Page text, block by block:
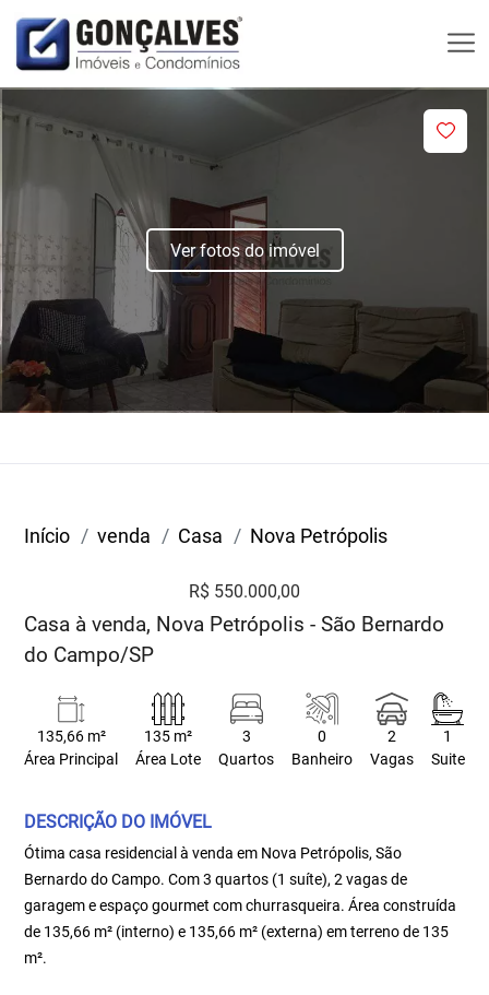
Ver fotos do imóvel
Início venda Casa Nova Petrópolis
R$ 550.000,00
Casa à venda, Nova Petrópolis - São Bernardo
do Campo/SP
135,66 m²
Área Principal
135 m²
Área Lote
3
Quartos
0
Banheiro
2
Vagas
1
Suite
DESCRIÇÃO DO IMÓVEL
Ótima casa residencial à venda em Nova Petrópolis, São
Bernardo do Campo. Com 3 quartos (1 suíte), 2 vagas de
garagem e espaço gourmet com churrasqueira. Área construída
de 135,66 m² (interno) e 135,66 m² (externa) em terreno de 135
m².